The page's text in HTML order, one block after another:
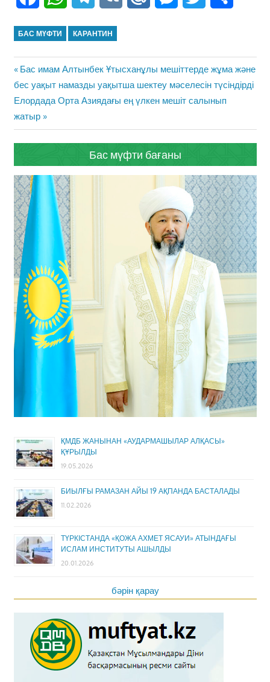
БАС МҮФТИ КАРАНТИН
Жазба
навигациясы
Previous
Post:
Бас имам Алтынбек Ұтысханұлы мешіттерде жұма және
бес уақыт намазды уақытша шектеу​ мәселесін​ түсіндірді
Next
Post:
Елордада Орта Азиядағы ең үлкен мешіт салынып
жатыр
Бас мүфти бағаны
ҚМДБ ЖАНЫНАН «АУДАРМАШЫЛАР АЛҚАСЫ»
ҚҰРЫЛДЫ
19.05.2026
БИЫЛҒЫ РАМАЗАН АЙЫ 19 АҚПАНДА БАСТАЛАДЫ
11.02.2026
ТҮРКІСТАНДА «ҚОЖА АХМЕТ ЯСАУИ» АТЫНДАҒЫ
ИСЛАМ ИНСТИТУТЫ АШЫЛДЫ
20.01.2026
бәрін қарау